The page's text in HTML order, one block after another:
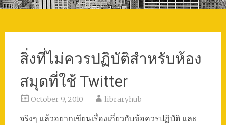
สิ่งที่ไม่ควรปฏิบัติสำหรับห้อง
สมุดที่ใช้ Twitter
October 9, 2010 libraryhub
จริงๆ แล้วอยากเขียนเรื่องเกี่ยวกับข้อควรปฏิบัติ และ